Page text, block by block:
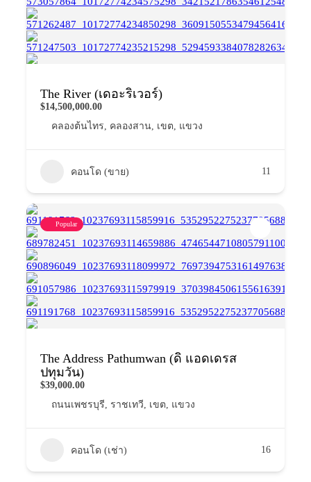
The River (เดอะริเวอร์)
$14,500,000.00
คลองต้นไทร, คลองสาน, เขต, แขวง
คอนโด (ขาย) 11
Popular
The Address Pathumwan (ดิ แอดเดรส
ปทุมวัน)
$39,000.00
ถนนเพชรบุรี, ราชเทวี, เขต, แขวง
คอนโด (เช่า) 16